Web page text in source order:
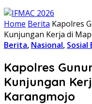
Home Berita Kapolres
Kunjungan Kerja di
Berita, Nasional, Sosial
Kapolres
Kunjungan
Karangmojo